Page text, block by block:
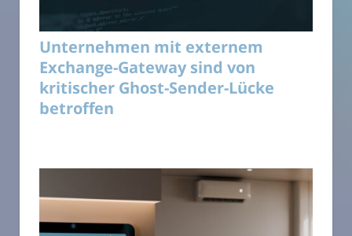
Unternehmen mit externem
Exchange-Gateway sind von
kritischer Ghost-Sender-Lücke
betroffen